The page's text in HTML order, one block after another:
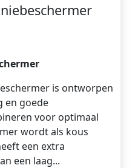
is ontworpen
en goede
voor optimaal
wordt als kous
een extra
een laag...